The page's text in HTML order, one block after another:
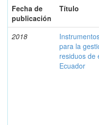
Fecha de
publicación
Título
2018
para la
residuos de
Ecuador